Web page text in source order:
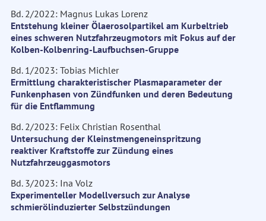
Bd. 2/2022: Magnus Lukas Lorenz
Entstehung kleiner Ölaerosolpartikel am Kurbeltrieb
eines schweren Nutzfahrzeugmotors mit Fokus auf der
Kolben-Kolbenring-Laufbuchsen-Gruppe
Bd. 1/2023: Tobias Michler
Ermittlung charakteristischer Plasmaparameter der
Funkenphasen von Zündfunken und deren Bedeutung
für die Entflammung
Bd. 2/2023: Felix Christian Rosenthal
Untersuchung der Kleinstmengeneinspritzung
reaktiver Kraftstoffe zur Zündung eines
Nutzfahrzeuggasmotors
Bd. 3/2023: Ina Volz
Experimenteller Modellversuch zur Analyse
schmierölinduzierter Selbstzündungen